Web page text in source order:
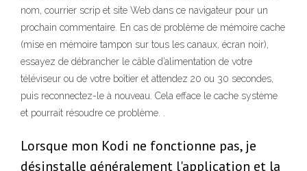
nom, courrier scrip et site Web dans ce navigateur pour un
prochain commentaire. En cas de problème de mémoire cache
(mise en mémoire tampon sur tous les canaux, écran noir),
essayez de débrancher le câble d’alimentation de votre
téléviseur ou de votre boîtier et attendez 20 ou 30 secondes,
puis reconnectez-le à nouveau. Cela efface le cache système
et pourrait résoudre ce problème. .
Lorsque mon Kodi ne fonctionne pas, je
désinstalle généralement l'application et la